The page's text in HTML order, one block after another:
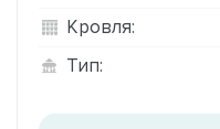
Кровля:
Тип: